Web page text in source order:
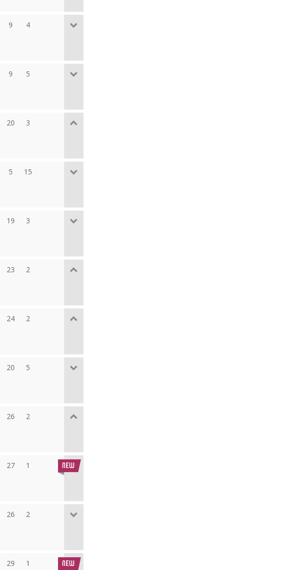
9 4
9 5
20 3
5 15
19 3
23 2
24 2
20 5
26 2
27 1
26 2
29 1